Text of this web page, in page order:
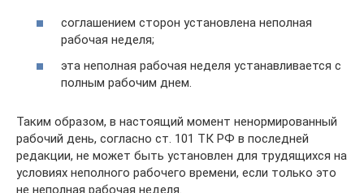
соглашением сторон установлена неполная
рабочая неделя;
эта неполная рабочая неделя устанавливается с
полным рабочим днем.
Таким образом, в настоящий момент ненормированный
рабочий день, согласно ст. 101 ТК РФ в последней
редакции, не может быть установлен для трудящихся на
условиях неполного рабочего времени, если только это
не неполная рабочая неделя.